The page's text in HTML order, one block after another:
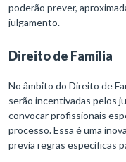
poderão prever,
julgamento.
Direito de Família
No âmbito do Direito de
serão incentivadas pelos
convocar profissionais
processo. Essa é uma
previa regras específicas